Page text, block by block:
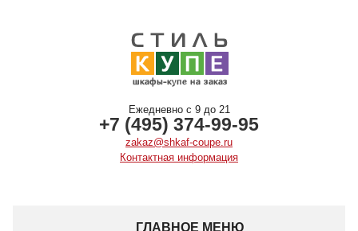
Ежедневно с 9 до 21
+7 (495) 374-99-95
zakaz@shkaf-coupe.ru
Контактная информация
ГЛАВНОЕ МЕНЮ